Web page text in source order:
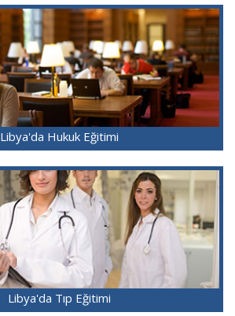
Libya'da Hukuk Eğitimi
Libya'da Tıp Eğitimi